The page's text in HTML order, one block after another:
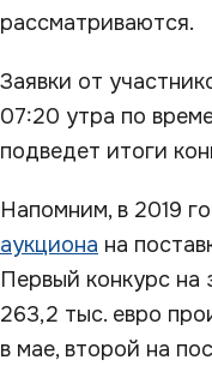
рассматриваются.
Заявки от
07:20 утра по
подведет итоги
Напомним, в 2019
аукциона на
Первый конкурс
263,2 тыс. евро
в мае, второй на